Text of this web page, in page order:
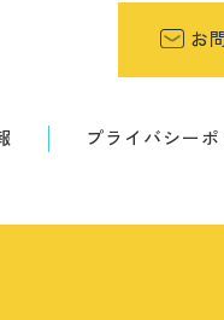
お
プライバシーポ